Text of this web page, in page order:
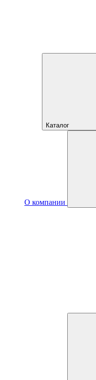
Каталог
О компании